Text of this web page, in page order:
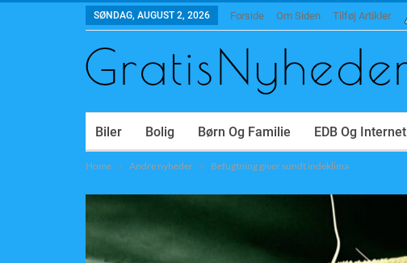
SØNDAG, AUGUST 2, 2026 Forside Om Siden Tilføj Artikler
Biler Bolig Børn Og Familie EDB Og Internet
Home Andre nyheder Befugtning giver sundt indeklima